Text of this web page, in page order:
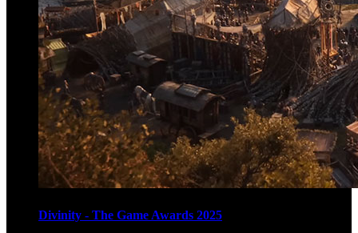
Divinity - The Game Awards 2025